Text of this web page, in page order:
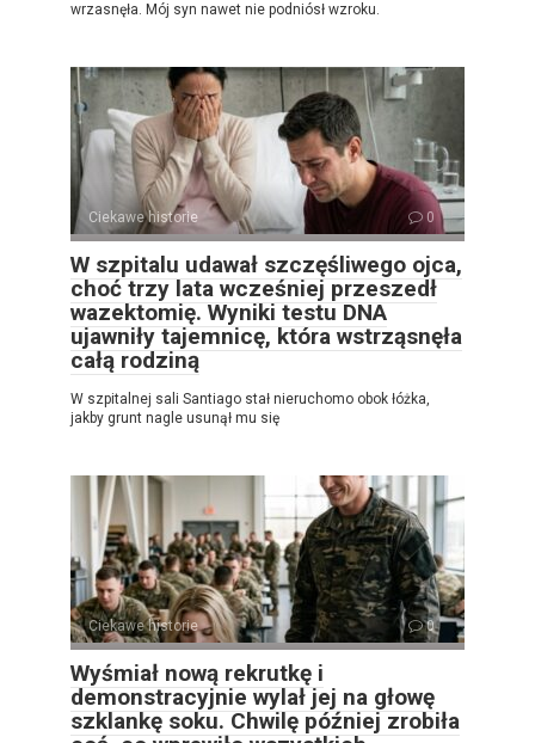
wrzasnęła. Mój syn nawet nie podniósł wzroku.
Ciekawe historie 0
W szpitalu udawał szczęśliwego ojca,
choć trzy lata wcześniej przeszedł
wazektomię. Wyniki testu DNA
ujawniły tajemnicę, która wstrząsnęła
całą rodziną
W szpitalnej sali Santiago stał nieruchomo obok łóżka,
jakby grunt nagle usunął mu się
Ciekawe historie 0
Wyśmiał nową rekrutkę i
demonstracyjnie wylał jej na głowę
szklankę soku. Chwilę później zrobiła